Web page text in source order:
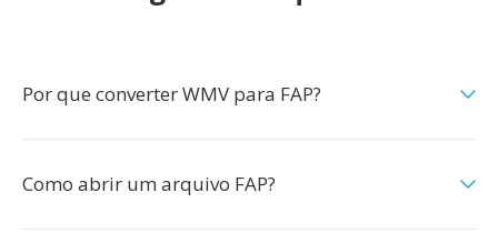
Por que converter WMV para FAP?
Como abrir um arquivo FAP?